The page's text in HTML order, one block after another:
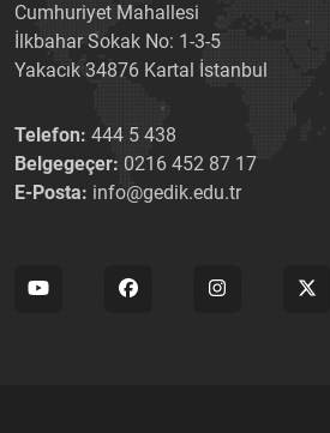
Cumhuriyet Mahallesi
İlkbahar Sokak No: 1-3-5
Yakacık 34876 Kartal İstanbul
Telefon: 444 5 438
Belgegeçer: 0216 452 87 17
E-Posta: info@gedik.edu.tr